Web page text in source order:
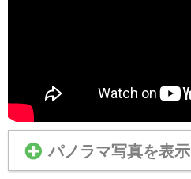
パノラマ写真を表示